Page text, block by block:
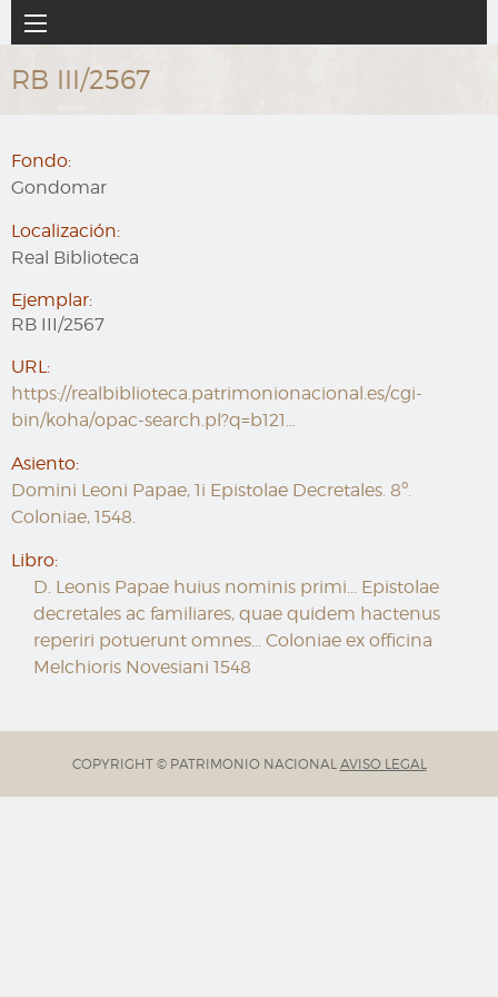
al
contenido
principal
Navegación
principal
RB III/2567
Fondo:
Gondomar
Localización:
Real Biblioteca
Ejemplar:
RB III/2567
URL:
https://realbiblioteca.patrimonionacional.es/cgi-
bin/koha/opac-search.pl?q=b121…
Asiento:
Domini Leoni Papae, 1i Epistolae Decretales. 8º.
Coloniae, 1548.
Libro:
D. Leonis Papae huius nominis primi... Epistolae
decretales ac familiares, quae quidem hactenus
reperiri potuerunt omnes... Coloniae ex officina
Melchioris Novesiani 1548
COPYRIGHT © PATRIMONIO NACIONAL AVISO LEGAL